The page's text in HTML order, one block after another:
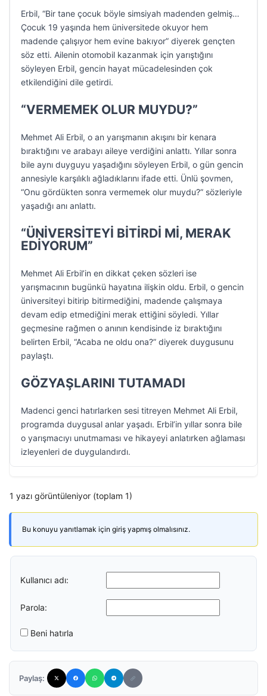
Erbil, “Bir tane çocuk böyle simsiyah madenden gelmiş…
Çocuk 19 yaşında hem üniversitede okuyor hem
madende çalışıyor hem evine bakıyor” diyerek gençten
söz etti. Ailenin otomobil kazanmak için yarıştığını
söyleyen Erbil, gencin hayat mücadelesinden çok
etkilendiğini dile getirdi.
“VERMEMEK OLUR MUYDU?”
Mehmet Ali Erbil, o an yarışmanın akışını bir kenara
bıraktığını ve arabayı aileye verdiğini anlattı. Yıllar sonra
bile aynı duyguyu yaşadığını söyleyen Erbil, o gün gencin
annesiyle karşılıklı ağladıklarını ifade etti. Ünlü şovmen,
“Onu gördükten sonra vermemek olur muydu?” sözleriyle
yaşadığı anı anlattı.
“ÜNİVERSİTEYİ BİTİRDİ Mİ, MERAK
EDİYORUM”
Mehmet Ali Erbil’in en dikkat çeken sözleri ise
yarışmacının bugünkü hayatına ilişkin oldu. Erbil, o gencin
üniversiteyi bitirip bitirmediğini, madende çalışmaya
devam edip etmediğini merak ettiğini söyledi. Yıllar
geçmesine rağmen o anının kendisinde iz bıraktığını
belirten Erbil, “Acaba ne oldu ona?” diyerek duygusunu
paylaştı.
GÖZYAŞLARINI TUTAMADI
Madenci genci hatırlarken sesi titreyen Mehmet Ali Erbil,
programda duygusal anlar yaşadı. Erbil’in yıllar sonra bile
o yarışmacıyı unutmaması ve hikayeyi anlatırken ağlaması
izleyenleri de duygulandırdı.
1 yazı görüntüleniyor (toplam 1)
Bu konuyu yanıtlamak için giriş yapmış olmalısınız.
Kullanıcı adı:
Parola:
Beni hatırla
Paylaş: